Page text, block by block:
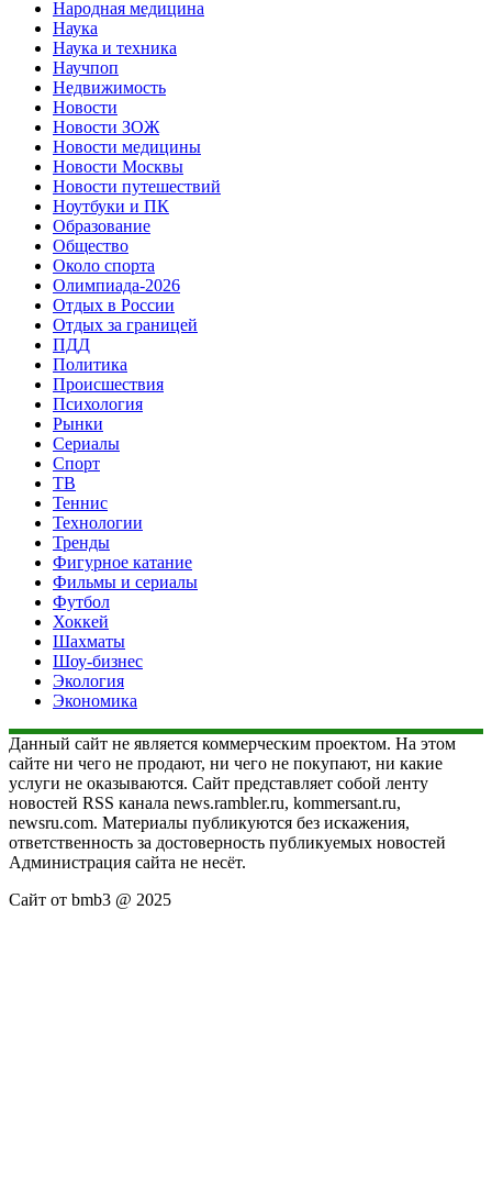
Народная медицина
Наука
Наука и техника
Научпоп
Недвижимость
Новости
Новости ЗОЖ
Новости медицины
Новости Москвы
Новости путешествий
Ноутбуки и ПК
Образование
Общество
Около спорта
Олимпиада-2026
Отдых в России
Отдых за границей
ПДД
Политика
Происшествия
Психология
Рынки
Сериалы
Спорт
ТВ
Теннис
Технологии
Тренды
Фигурное катание
Фильмы и сериалы
Футбол
Хоккей
Шахматы
Шоу-бизнес
Экология
Экономика
Данный сайт не является коммерческим проектом. На этом
сайте ни чего не продают, ни чего не покупают, ни какие
услуги не оказываются. Сайт представляет собой ленту
новостей RSS канала news.rambler.ru, kommersant.ru,
newsru.com. Материалы публикуются без искажения,
ответственность за достоверность публикуемых новостей
Администрация сайта не несёт.
Сайт от bmb3 @ 2025